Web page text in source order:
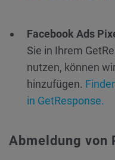
Facebook Ads
Sie in Ihrem
nutzen, können
hinzufügen.
in GetResponse.
Abmeldung von